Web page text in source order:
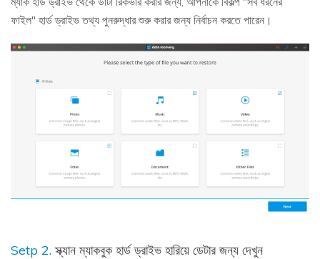
ফাইল" হার্ড ড্রাইভ তথ্য পুনরুদ্ধার শুরু করার জন্য নির্বাচন করতে পারেন।
Setp 2.স্ক্যান ম্যাকবুক হার্ড ড্রাইভ হারিয়ে ডেটার জন্য দেখুন